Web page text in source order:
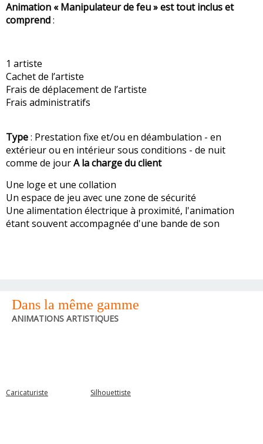
Animation « Manipulateur de feu » est tout inclus et
comprend:
1 artiste
Cachet de l’artiste
Frais de déplacement de l’artiste
Frais administratifs
Type: Prestation fixe et/ou en déambulation - en
extérieur ou en intérieur sous conditions - de nuit
comme de jourA la charge du client
Une loge et une collation
Un espace de jeu avec une zone de sécurité
Une alimentation électrique à proximité, l'animation
étant souvent accompagnée d'une bande de son
Dans la même gamme
ANIMATIONS ARTISTIQUES
Caricaturiste Silhouettiste